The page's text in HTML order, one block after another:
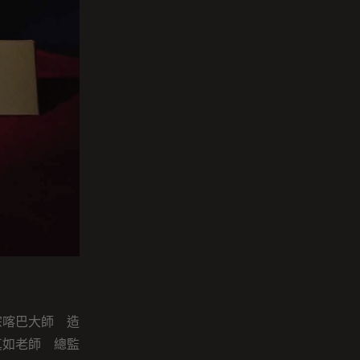
喀巴大師 造
如老師 總監